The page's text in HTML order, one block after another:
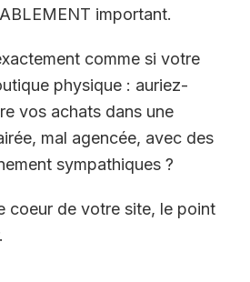
important.
comme si votre
physique : auriez-
vos achats dans une
mal agencée, avec des
sympathiques ?
coeur de votre site, le point